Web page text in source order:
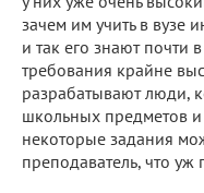
зачем им учить в вузе
и так его знают почти
требования крайне
разрабатывают люди,
школьных предметов
некоторые задания
преподаватель, что уж